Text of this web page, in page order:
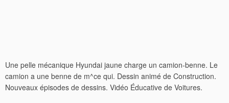
Une pelle mécanique Hyundai jaune charge un camion-benne. Le
camion a une benne de m^ce qui. Dessin animé de Construction.
Nouveaux épisodes de dessins. Vidéo Éducative de Voitures.